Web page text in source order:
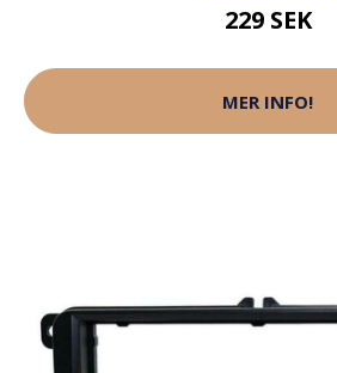
229 SEK
MER INFO!